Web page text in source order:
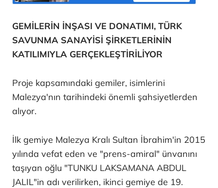
GEMİLERİN İNŞASI VE DONATIMI, TÜRK
SAVUNMA SANAYİSİ ŞİRKETLERİNİN
KATILIMIYLA GERÇEKLEŞTİRİLİYOR
Proje kapsamındaki gemiler, isimlerini
Malezya'nın tarihindeki önemli şahsiyetlerden
alıyor.
İlk gemiye Malezya Kralı Sultan İbrahim'in 2015
yılında vefat eden ve "prens-amiral" ünvanını
taşıyan oğlu "TUNKU LAKSAMANA ABDUL
JALIL"in adı verilirken, ikinci gemiye de 19.